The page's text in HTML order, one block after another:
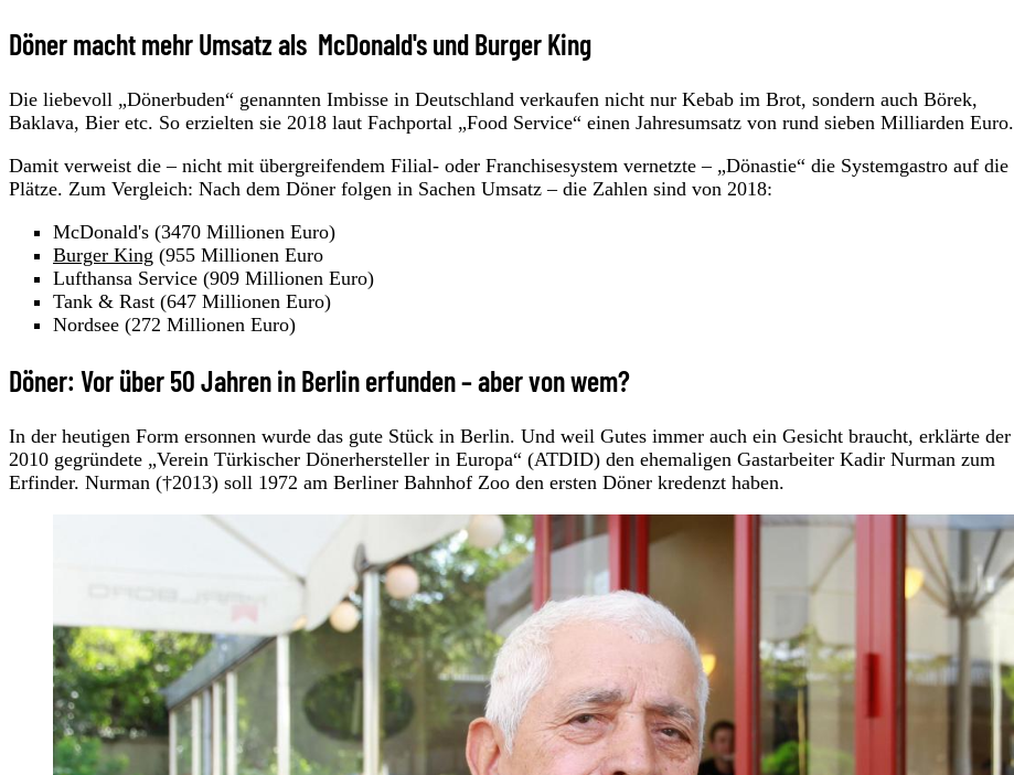
Döner macht mehr Umsatz als McDonald's und Burger King
Die liebevoll „Dönerbuden“ genannten Imbisse in Deutschland verkaufen nicht nur Kebab im Brot, sondern auch Börek,
Baklava, Bier etc. So erzielten sie 2018 laut Fachportal „Food Service“ einen Jahresumsatz von rund sieben Milliarden Euro.
Damit verweist die – nicht mit übergreifendem Filial- oder Franchisesystem vernetzte – „Dönastie“ die Systemgastro auf die
Plätze. Zum Vergleich: Nach dem Döner folgen in Sachen Umsatz – die Zahlen sind von 2018:
McDonald's (3470 Millionen Euro)
Burger King (955 Millionen Euro
Lufthansa Service (909 Millionen Euro)
Tank & Rast (647 Millionen Euro)
Nordsee (272 Millionen Euro)
Döner: Vor über 50 Jahren in Berlin erfunden – aber von wem?
In der heutigen Form ersonnen wurde das gute Stück in Berlin. Und weil Gutes immer auch ein Gesicht braucht, erklärte der
2010 gegründete „Verein Türkischer Dönerhersteller in Europa“ (ATDID) den ehemaligen Gastarbeiter Kadir Nurman zum
Erfinder. Nurman (†2013) soll 1972 am Berliner Bahnhof Zoo den ersten Döner kredenzt haben.